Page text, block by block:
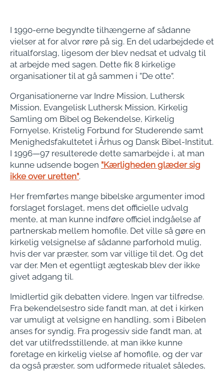
I 1990-erne begyndte tilhængerne af sådanne
vielser at for alvor røre på sig. En del udarbejdede et
ritualforslag, ligesom der blev nedsat et udvalg til
at arbejde med sagen. Dette fik 8 kirkelige
organisationer til at gå sammen i ”De otte”.
Organisationerne var Indre Mission, Luthersk
Mission, Evangelisk Luthersk Mission, Kirkelig
Samling om Bibel og Bekendelse, Kirkelig
Fornyelse, Kristelig Forbund for Studerende samt
Menighedsfakultetet i Århus og Dansk Bibel-Institut.
I 1996—97 resulterede dette samarbejde i, at man
kunne udsende bogen ”Kærligheden glæder sig
ikke over uretten”.
Her fremførtes mange bibelske argumenter imod
forslaget forslaget, mens det officielle udvalg
mente, at man kunne indføre officiel indgåelse af
partnerskab mellem homofile. Det ville så gøre en
kirkelig velsignelse af sådanne parforhold mulig,
hvis der var præster, som var villige til det. Og det
var der. Men et egentligt ægteskab blev der ikke
givet adgang til.
Imidlertid gik debatten videre. Ingen var tilfredse.
Fra bekendelsestro side fandt man, at det i kirken
var umuligt at velsigne en handling, som i Bibelen
anses for syndig. Fra progessiv side fandt man, at
det var utilfredsstillende, at man ikke kunne
foretage en kirkelig vielse af homofile, og der var
da også præster, som udformede ritualet således,